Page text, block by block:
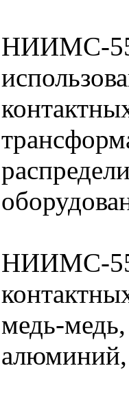
НИИМС-
НИИМС-
медь-
алюминий,